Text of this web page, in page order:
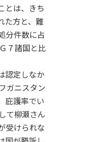
とは、きち
た方と、難
分件数に占
７諸国と比
認定しなか
ガニスタン
庇護率でい
て柳瀬さん
受けられな